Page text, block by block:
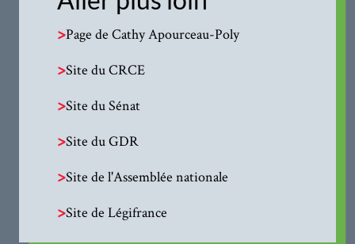
>Page de Cathy Apourceau-Poly
>Site du CRCE
>Site du Sénat
>Site du GDR
>Site de l'Assemblée nationale
>Site de Légifrance